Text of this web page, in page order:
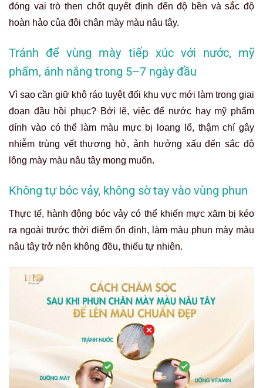
đóng vai trò then chốt quyết định đến độ bền và sắc độ
hoàn hảo của đôi chân mày màu nâu tây.
Tránh để vùng mày tiếp xúc với nước, mỹ
phẩm, ánh nắng trong 5–7 ngày đầu
Vì sao cần giữ khô ráo tuyệt đối khu vực mới làm trong giai
đoạn đầu hồi phục? Bởi lẽ, việc để nước hay mỹ phẩm
dính vào có thể làm màu mực bị loang lổ, thậm chí gây
nhiễm trùng vết thương hở, ảnh hưởng xấu đến sắc độ
lông mày màu nâu tây mong muốn.
Không tự bóc vảy, không sờ tay vào vùng phun
Thực tế, hành động bóc vảy có thể khiến mực xăm bị kéo
ra ngoài trước thời điểm ổn định, làm màu phun mày màu
nâu tây trở nên không đều, thiếu tự nhiên.